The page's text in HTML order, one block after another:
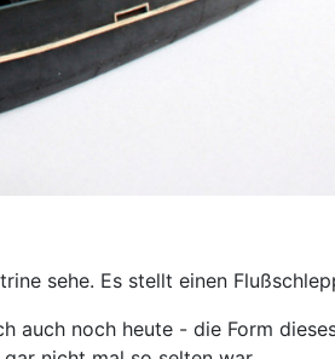
sehe. Es stellt einen
auch noch heute - die Form